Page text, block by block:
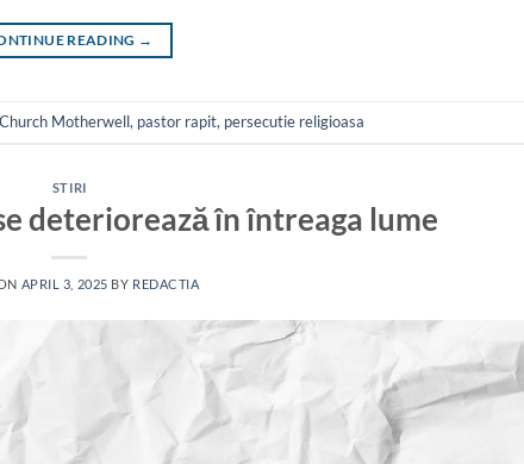
READING →
Motherwell, pastor rapit, persecutie religioasa
STIRI
deteriorează în întreaga lume
APRIL 3, 2025 BY REDACTIA